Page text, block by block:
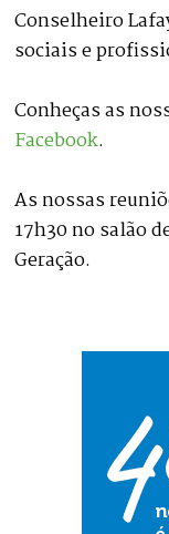
Conselheiro
sociais e
Conheças as
Facebook.
As nossas
17h30 no salão
Geração.